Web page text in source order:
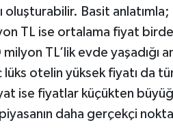
oluşturabilir. Basit
TL ise ortalama fiyat
TL’lik evde yaşadığı
lüks otelin yüksek fiyatı da
ise fiyatlar küçükten
daha gerçekçi